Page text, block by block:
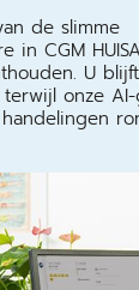
de slimme
in CGM
U
onze